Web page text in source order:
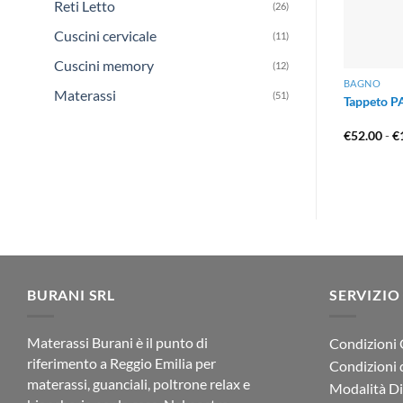
Reti Letto (26)
Cuscini cervicale (11)
Cuscini memory (12)
Materassi (51)
BAGNO
Tappeto
€52.00-€
BURANI SRL
Materassi Burani è il punto di
riferimento a Reggio Emilia per
materassi, guanciali, poltrone relax e
Condizioni
Condizioni
Modalità